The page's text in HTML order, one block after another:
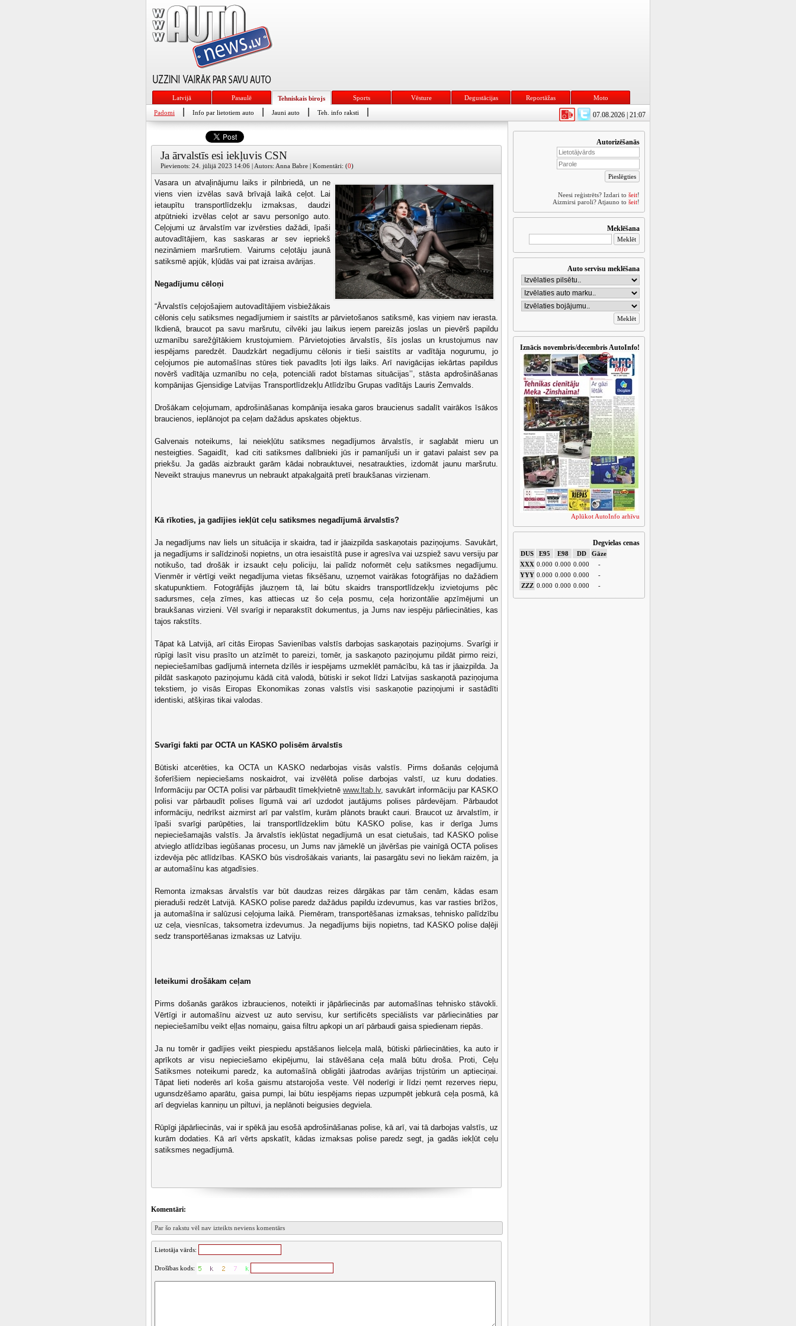
Latvijā Pasaulē Tehniskais birojs Sports Vēsture Degustācijas Reportāžas Moto
07.08.2026 | 21:07
Padomi Info par lietotiem auto Jauni auto Teh. info raksti
Ja ārvalstīs esi iekļuvis CSN
Pievienots: 24. jūlijā 2023 14:06 | Autors: Anna Babre | Komentāri: (0)
Vasara un atvaļinājumu laiks ir pilnbriedā, un ne
viens vien izvēlas savā brīvajā laikā ceļot. Lai
ietaupītu transportlīdzekļu izmaksas, daudzi
atpūtnieki izvēlas ceļot ar savu personīgo auto.
Ceļojumi uz ārvalstīm var izvērsties dažādi, īpaši
autovadītājiem, kas saskaras ar sev iepriekš
nezināmiem maršrutiem. Vairums ceļotāju jaunā
satiksmē apjūk, kļūdās vai pat izraisa avārijas.
Negadījumu cēloņi
“Ārvalstīs ceļojošajiem autovadītājiem visbiežākais
cēlonis ceļu satiksmes negadījumiem ir saistīts ar pārvietošanos satiksmē, kas viņiem nav ierasta.
Ikdienā, braucot pa savu maršrutu, cilvēki jau laikus ieņem pareizās joslas un pievērš papildu
uzmanību sarežģītākiem krustojumiem. Pārvietojoties ārvalstīs, šīs joslas un krustojumus nav
iespējams paredzēt. Daudzkārt negadījumu cēlonis ir tieši saistīts ar vadītāja nogurumu, jo
ceļojumos pie automašīnas stūres tiek pavadīts ļoti ilgs laiks. Arī navigācijas iekārtas papildus
novērš vadītāja uzmanību no ceļa, potenciāli radot bīstamas situācijas’’, stāsta apdrošināšanas
kompānijas Gjensidige Latvijas Transportlīdzekļu Atlīdzību Grupas vadītājs Lauris Zemvalds.
Drošākam ceļojumam, apdrošināšanas kompānija iesaka garos braucienus sadalīt vairākos īsākos
braucienos, ieplānojot pa ceļam dažādus apskates objektus.
Galvenais noteikums, lai neiekļūtu satiksmes negadījumos ārvalstīs, ir saglabāt mieru un
nesteigties. Sagaidīt, kad citi satiksmes dalībnieki jūs ir pamanījuši un ir gatavi palaist sev pa
priekšu. Ja gadās aizbraukt garām kādai nobrauktuvei, nesatraukties, izdomāt jaunu maršrutu.
Neveikt straujus manevrus un nebraukt atpakaļgaitā pretī braukšanas virzienam.
Kā rīkoties, ja gadījies iekļūt ceļu satiksmes negadījumā ārvalstīs?
Ja negadījums nav liels un situācija ir skaidra, tad ir jāaizpilda saskaņotais paziņojums. Savukārt,
ja negadījums ir salīdzinoši nopietns, un otra iesaistītā puse ir agresīva vai uzspiež savu versiju par
notikušo, tad drošāk ir izsaukt ceļu policiju, lai palīdz noformēt ceļu satiksmes negadījumu.
Vienmēr ir vērtīgi veikt negadījuma vietas fiksēšanu, uzņemot vairākas fotogrāfijas no dažādiem
skatupunktiem. Fotogrāfijās jāuzņem tā, lai būtu skaidrs transportlīdzekļu izvietojums pēc
sadursmes, ceļa zīmes, kas attiecas uz šo ceļa posmu, ceļa horizontālie apzīmējumi un
braukšanas virzieni. Vēl svarīgi ir neparakstīt dokumentus, ja Jums nav iespēju pārliecināties, kas
tajos rakstīts.
Tāpat kā Latvijā, arī citās Eiropas Savienības valstīs darbojas saskaņotais paziņojums. Svarīgi ir
rūpīgi lasīt visu prasīto un atzīmēt to pareizi, tomēr, ja saskaņoto paziņojumu pildāt pirmo reizi,
nepieciešamības gadījumā interneta dzīlēs ir iespējams uzmeklēt pamācību, kā tas ir jāaizpilda. Ja
pildāt saskaņoto paziņojumu kādā citā valodā, būtiski ir sekot līdzi Latvijas saskaņotā paziņojuma
tekstiem, jo visās Eiropas Ekonomikas zonas valstīs visi saskaņotie paziņojumi ir sastādīti
identiski, atšķiras tikai valodas.
Svarīgi fakti par OCTA un KASKO polisēm ārvalstīs
Būtiski atcerēties, ka OCTA un KASKO nedarbojas visās valstīs. Pirms došanās ceļojumā
šoferīšiem nepieciešams noskaidrot, vai izvēlētā polise darbojas valstī, uz kuru dodaties.
Informāciju par OCTA polisi var pārbaudīt tīmekļvietnēwww.ltab.lv, savukārt informāciju par KASKO
polisi var pārbaudīt polises līgumā vai arī uzdodot jautājums polises pārdevējam. Pārbaudot
informāciju, nedrīkst aizmirst arī par valstīm, kurām plānots braukt cauri. Braucot uz ārvalstīm, ir
īpaši svarīgi parūpēties, lai transportlīdzeklim būtu KASKO polise, kas ir derīga Jums
nepieciešamajās valstīs. Ja ārvalstīs iekļūstat negadījumā un esat cietušais, tad KASKO polise
atvieglo atlīdzības iegūšanas procesu, un Jums nav jāmeklē un jāvēršas pie vainīgā OCTA polises
izdevēja pēc atlīdzības. KASKO būs visdrošākais variants, lai pasargātu sevi no liekām raizēm, ja
ar automašīnu kas atgadīsies.
Remonta izmaksas ārvalstīs var būt daudzas reizes dārgākas par tām cenām, kādas esam
pieraduši redzēt Latvijā. KASKO polise paredz dažādus papildu izdevumus, kas var rasties brīžos,
ja automašīna ir salūzusi ceļojuma laikā. Piemēram, transportēšanas izmaksas, tehnisko palīdzību
uz ceļa, viesnīcas, taksometra izdevumus. Ja negadījums bijis nopietns, tad KASKO polise daļēji
sedz transportēšanas izmaksas uz Latviju.
Ieteikumi drošākam ceļam
Pirms došanās garākos izbraucienos, noteikti ir jāpārliecinās par automašīnas tehnisko stāvokli.
Vērtīgi ir automašīnu aizvest uz auto servisu, kur sertificēts speciālists var pārliecināties par
nepieciešamību veikt eļļas nomaiņu, gaisa filtru apkopi un arī pārbaudi gaisa spiedienam riepās.
Ja nu tomēr ir gadījies veikt piespiedu apstāšanos lielceļa malā, būtiski pārliecināties, ka auto ir
aprīkots ar visu nepieciešamo ekipējumu, lai stāvēšana ceļa malā būtu droša. Proti, Ceļu
Satiksmes noteikumi paredz, ka automašīnā obligāti jāatrodas avārijas trijstūrim un aptieciņai.
Tāpat lieti noderēs arī koša gaismu atstarojoša veste. Vēl noderīgi ir līdzi ņemt rezerves riepu,
ugunsdzēšamo aparātu, gaisa pumpi, lai būtu iespējams riepas uzpumpēt jebkurā ceļa posmā, kā
arī degvielas kanniņu un piltuvi, ja neplānoti beigusies degviela.
Rūpīgi jāpārliecinās, vai ir spēkā jau esošā apdrošināšanas polise, kā arī, vai tā darbojas valstīs, uz
kurām dodaties. Kā arī vērts apskatīt, kādas izmaksas polise paredz segt, ja gadās iekļūt ceļu
satiksmes negadījumā.
Komentāri:
Par šo rakstu vēl nav izteikts neviens komentārs
Lietotāja vārds:
Drošības kods:
Autorizēšanās
Neesi reģistrēts? Izdari to šeit!
Aizmirsi paroli? Atjauno to šeit!
Meklēšana
Auto servisu meklēšana
Iznācis novembris/decembris AutoInfo!
Aplūkot AutoInfo arhīvu
Degvielas cenas
DUS E95 E98 DD
Gāze
XXX 0.000 0.000 0.000
-
YYY 0.000 0.000 0.000
-
ZZZ 0.000 0.000 0.000 -